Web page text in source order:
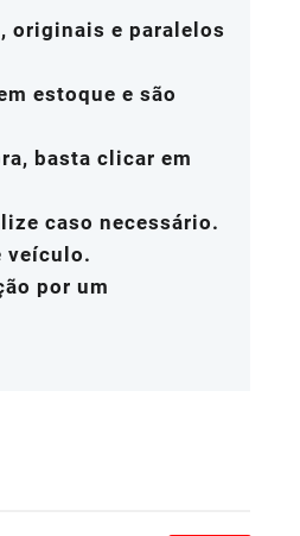
originais e paralelos
estoque e são
basta clicar em
caso necessário.
veículo.
por um